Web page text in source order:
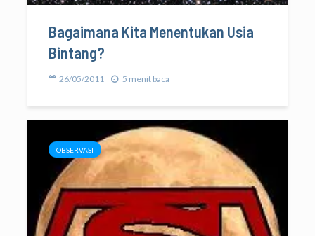
Bagaimana Kita Menentukan Usia
Bintang?
26/05/2011 5 menit baca
OBSERVASI